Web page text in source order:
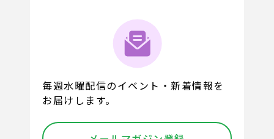
毎週水曜配信のイベント・新着情報を
お届けします。